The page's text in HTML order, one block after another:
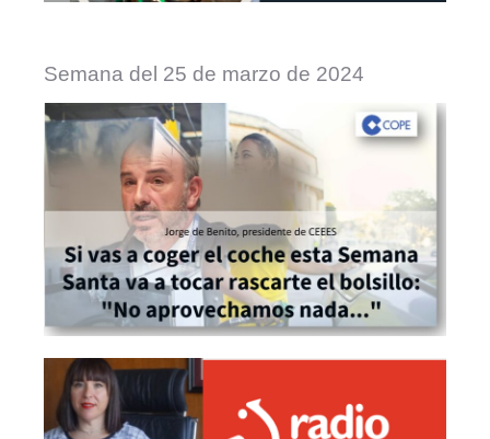
Semana del 25 de marzo de 2024